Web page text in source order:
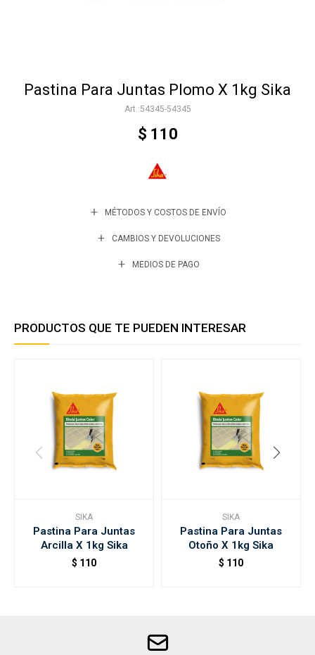
Pastina Para Juntas Plomo X 1kg Sika
54345-54345
$ 110
MÉTODOS Y COSTOS DE ENVÍO
CAMBIOS Y DEVOLUCIONES
MEDIOS DE PAGO
PRODUCTOS QUE TE PUEDEN INTERESAR
SIKA
Pastina Para Juntas
Arcilla X 1kg Sika
$ 110
SIKA
Pastina Para Juntas
Otoño X 1kg Sika
$ 110
Varios